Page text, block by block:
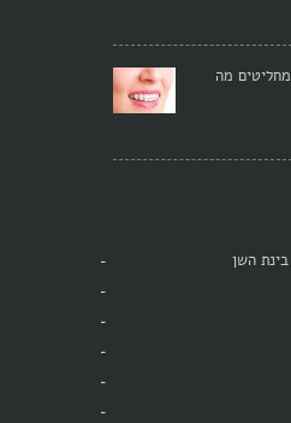
מחליטים מה
השן